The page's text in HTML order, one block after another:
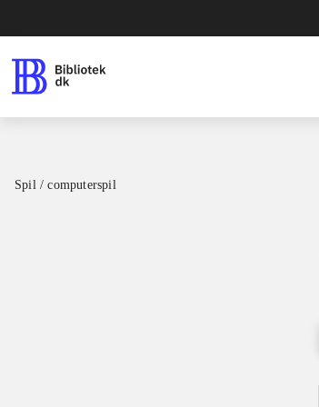
Spil / computerspil